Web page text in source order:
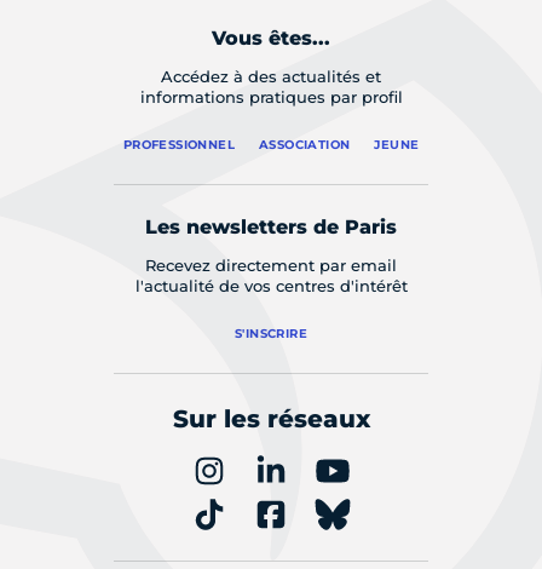
Vous êtes...
Accédez à des actualités et
informations pratiques par profil
PROFESSIONNEL ASSOCIATION JEUNE
Les newsletters de Paris
Recevez directement par email
l'actualité de vos centres d'intérêt
S'INSCRIRE
Sur les réseaux